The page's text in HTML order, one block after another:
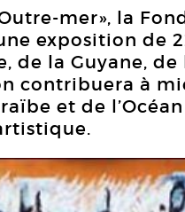
mer», la
exposition de
de la Guyane,
contribuera à
et de